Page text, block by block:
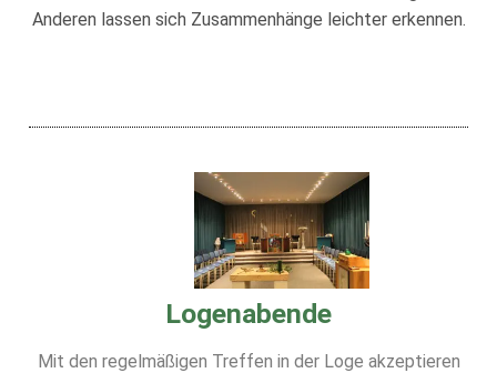
Anderen lassen sich Zusammenhänge leichter erkennen.
Logenabende
Mit den regelmäßigen Treffen in der Loge akzeptieren